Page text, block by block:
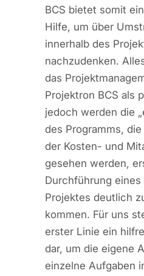
BCS bietet somit
Hilfe, um über
innerhalb des
nachzudenken.
das
Projektron BCS als
jedoch werden die
des Programms,
der Kosten- und
gesehen werden,
Durchführung
Projektes deutlich
kommen. Für uns
erster Linie ein
dar, um die eigene
einzelne Aufgaben